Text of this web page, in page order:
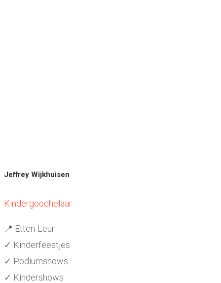
Jeffrey Wijkhuisen
Kindergoochelaar
📍 Etten-Leur
✓ Kinderfeestjes
✓ Podiumshows
✓ Kindershows